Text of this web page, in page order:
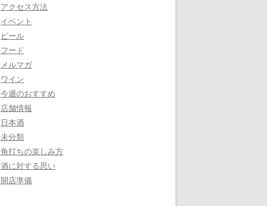
アクセス方法
イベント
ビール
フード
メルマガ
ワイン
今週のおすすめ
店舗情報
日本酒
未分類
角打ちの楽しみ方
酒に対する思い
開店準備